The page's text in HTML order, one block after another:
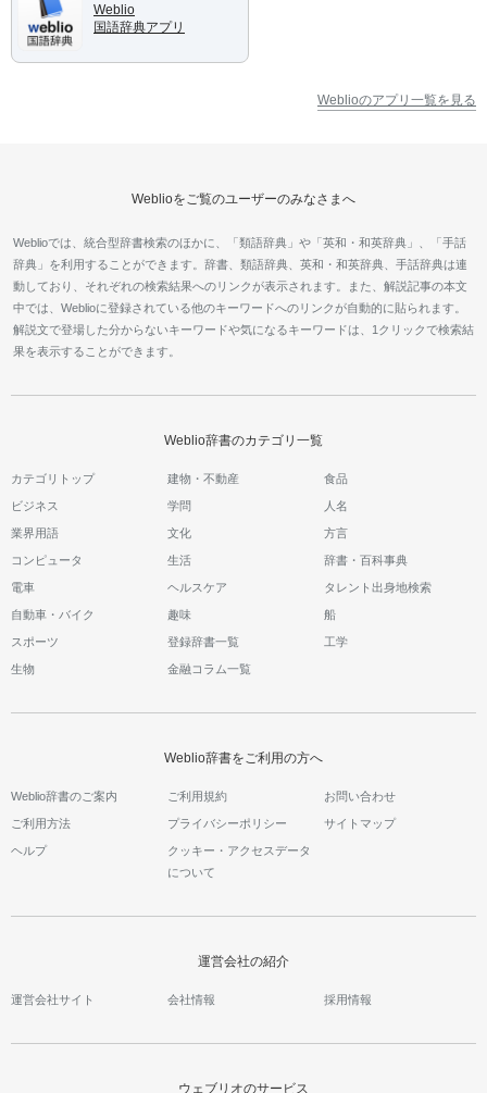
Weblio
国語辞典アプリ
Weblioのアプリ一覧を見る
Weblioをご覧のユーザーのみなさまへ
Weblioでは、統合型辞書検索のほかに、「類語辞典」や「英和・和英辞典」、「手話
辞典」を利用することができます。辞書、類語辞典、英和・和英辞典、手話辞典は連
動しており、それぞれの検索結果へのリンクが表示されます。また、解説記事の本文
中では、Weblioに登録されている他のキーワードへのリンクが自動的に貼られます。
解説文で登場した分からないキーワードや気になるキーワードは、1クリックで検索結
果を表示することができます。
Weblio辞書のカテゴリ一覧
カテゴリトップ 建物・不動産 食品
ビジネス 学問 人名
業界用語 文化 方言
コンピュータ 生活 辞書・百科事典
電車 ヘルスケア タレント出身地検索
自動車・バイク 趣味 船
スポーツ 登録辞書一覧 工学
生物 金融コラム一覧
Weblio辞書をご利用の方へ
Weblio辞書のご案内 ご利用規約 お問い合わせ
ご利用方法 プライバシーポリシー サイトマップ
ヘルプ
クッキー・アクセスデータ
について
運営会社の紹介
運営会社サイト 会社情報 採用情報
ウェブリオのサービス